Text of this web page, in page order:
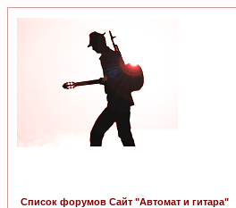
Список форумов Сайт "Автомат и гитара"